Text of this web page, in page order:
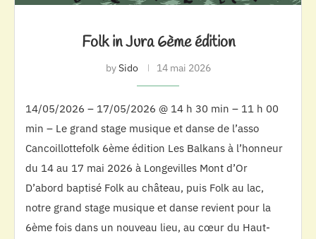
Folk in Jura 6ème édition
bySido 14 mai 2026
14/05/2026 – 17/05/2026 @ 14 h 30 min – 11 h 00
min – Le grand stage musique et danse de l’asso
Cancoillottefolk 6ème édition Les Balkans à l’honneur
du 14 au 17 mai 2026 à Longevilles Mont d’Or
D’abord baptisé Folk au château, puis Folk au lac,
notre grand stage musique et danse revient pour la
6ème fois dans un nouveau lieu, au cœur du Haut-